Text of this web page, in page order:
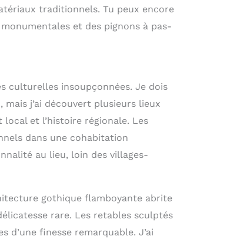
traditionnels. Tu peux encore
et des pignons à pas-
culturelles insoupçonnées. Je dois
mais j’ai découvert plusieurs lieux
local et l’histoire régionale. Les
dans une cohabitation
au lieu, loin des villages-
gothique flamboyante abrite
rare. Les retables sculptés
d’une finesse remarquable. J’ai